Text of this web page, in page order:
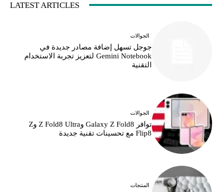
LATEST ARTICLES
الجوالات
جوجل تسهل إضافة مصادر جديدة في
Gemini Notebook لتعزيز تجربة الاستخدام
التقنية
الجوالات
توافر Galaxy Z Fold8 وZ Fold8 Ultra وZ
Flip8 مع تحسينات تقنية جديدة
المنتجات